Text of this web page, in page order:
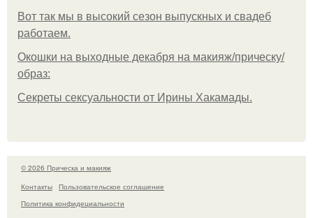
Вот так мы в высокий сезон выпускных и свадеб
работаем.
Окошки на выходные декабря на макияж/прическу/
образ:
Секреты сексуальности от Ирины Хакамады.
© 2026 Прическа и макияж
Контакты
Пользовательское соглашение
Политика конфидециальности